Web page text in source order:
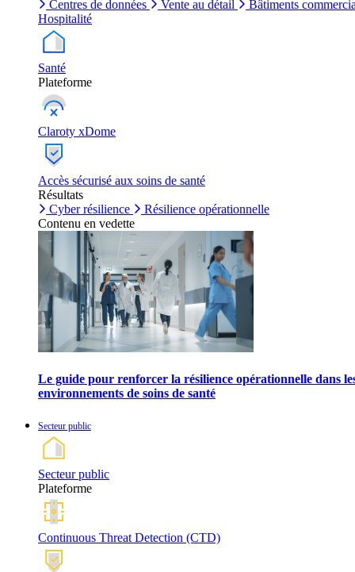
Centres de données
Vente au détail
Bâtiments
Hospitalité
Santé
Plateforme
Claroty xDome
Accès sécurisé aux soins de santé
Résultats
Cyber résilience
Résilience opérationnelle
Contenu en vedette
Le guide pour renforcer la résilience opérationnelle dans
environnements de soins de santé
Secteur public
Secteur public
Plateforme
Continuous Threat Detection (CTD)